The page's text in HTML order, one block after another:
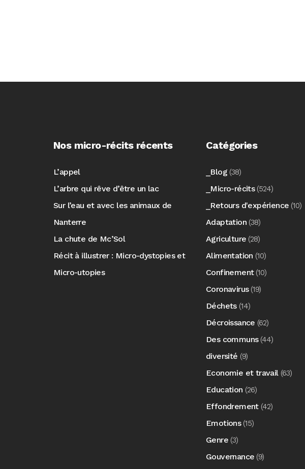
Nos micro-récits récents
L’appel
L’arbre qui rêve d’être un lac
Sur l’eau et avec les animaux de
Nanterre
La chute de Mc’Sol
Récit à illustrer : Micro-dystopies et
Micro-utopies
Catégories
_Blog (38)
_Micro-récits(524)
_Retours d'expérience (10)
Adaptation (38)
Agriculture (28)
Alimentation (10)
Confinement(10)
Coronavirus(19)
Déchets(14)
Décroissance (62)
Des communs(44)
diversité (9)
Economie et travail(63)
Education (26)
Effondrement(42)
Emotions(15)
Genre (3)
Gouvernance (9)